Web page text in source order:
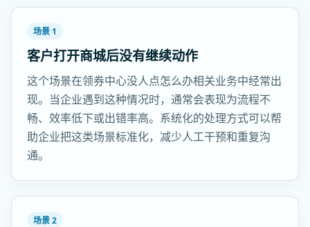
场景 1
客户打开商城后没有继续动作
这个场景在领券中心没人点怎么办相关业务中经常出
现。当企业遇到这种情况时，通常会表现为流程不
畅、效率低下或出错率高。系统化的处理方式可以帮
助企业把这类场景标准化，减少人工干预和重复沟
通。
场景 2